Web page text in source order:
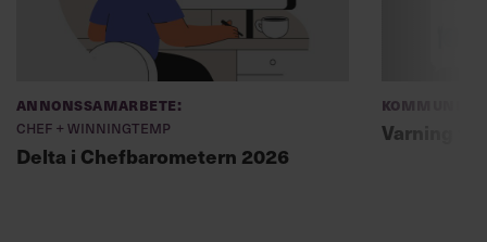
Annonssamarbete:
Chef + Winningtemp
Delta i Chefbarometern 2026
Varning